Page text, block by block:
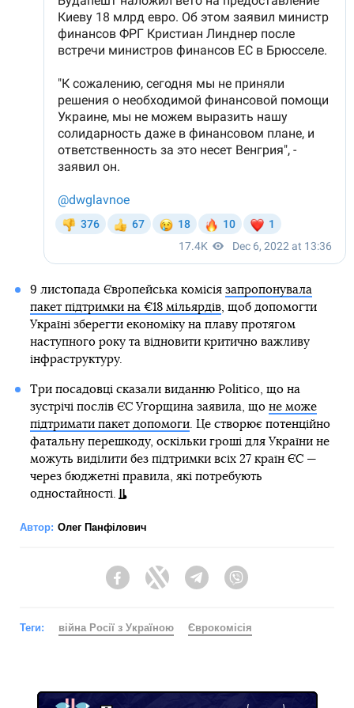
9 листопада Європейська комісія запропонувала
пакет підтримки на €18 мільярдів, щоб допомогти
Україні зберегти економіку на плаву протягом
наступного року та відновити критично важливу
інфраструктуру.
Три посадовці сказали виданню Politico, що на
зустрічі послів ЄС Угорщина заявила, що не може
підтримати пакет допомоги. Це створює потенційно
фатальну перешкоду, оскільки гроші для України не
можуть виділити без підтримки всіх 27 країн ЄС —
через бюджетні правила, які потребують
одностайності.
Автор: Олег Панфілович
FacebookTwitter Telegram
Теги: війна Росії з Україною Єврокомісія